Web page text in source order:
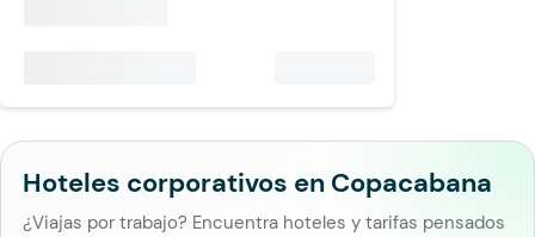
Hoteles corporativos en Copacabana
¿Viajas por trabajo? Encuentra hoteles y tarifas pensados